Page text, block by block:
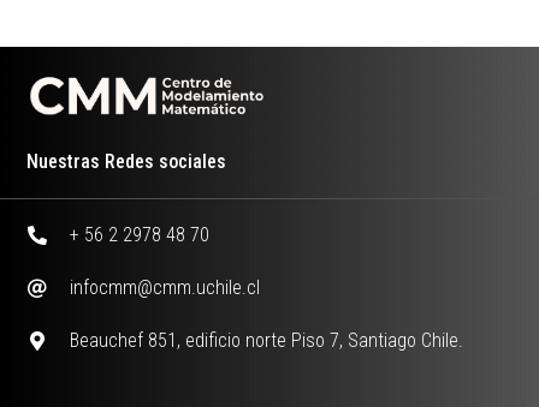
Nuestras Redes sociales
+ 56 2 2978 48 70
infocmm@cmm.uchile.cl
Beauchef 851, edificio norte Piso 7, Santiago Chile.